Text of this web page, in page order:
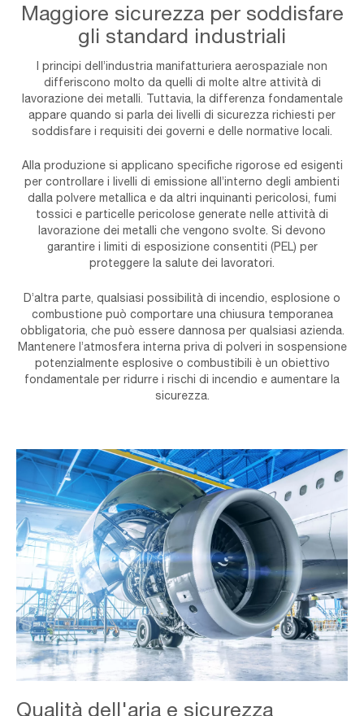
Maggiore sicurezza per soddisfare
gli standard industriali
I principi dell’industria manifatturiera aerospaziale non
differiscono molto da quelli di molte altre attività di
lavorazione dei metalli. Tuttavia, la differenza fondamentale
appare quando si parla dei livelli di sicurezza richiesti per
soddisfare i requisiti dei governi e delle normative locali.
Alla produzione si applicano specifiche rigorose ed esigenti
per controllare i livelli di emissione all’interno degli ambienti
dalla polvere metallica e da altri inquinanti pericolosi, fumi
tossici e particelle pericolose generate nelle attività di
lavorazione dei metalli che vengono svolte. Si devono
garantire i limiti di esposizione consentiti (PEL) per
proteggere la salute dei lavoratori.
D’altra parte, qualsiasi possibilità di incendio, esplosione o
combustione può comportare una chiusura temporanea
obbligatoria, che può essere dannosa per qualsiasi azienda.
Mantenere l’atmosfera interna priva di polveri in sospensione
potenzialmente esplosive o combustibili è un obiettivo
fondamentale per ridurre i rischi di incendio e aumentare la
sicurezza.
Qualità dell'aria e sicurezza